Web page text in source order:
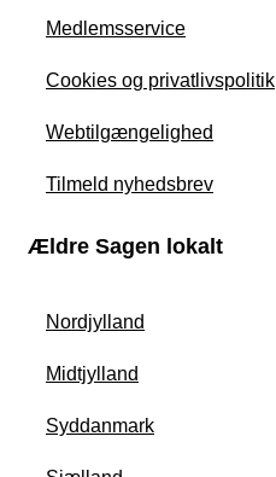
Medlemsservice
Cookies og privatlivspolitik
Webtilgængelighed
Tilmeld nyhedsbrev
Ældre Sagen lokalt
Nordjylland
Midtjylland
Syddanmark